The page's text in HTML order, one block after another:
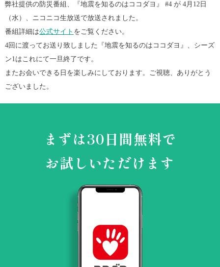
弊社提供の防災番組、『地震を知るのはココダヨ』 #4 が 4月12日
（水）、ニコニコ生放送で放送されました。
番組詳細は公式サイト をご覧ください。
4回に渡ってお送り致しました『地震を知るのはココダヨ』、シーズ
ン1はこれにて一旦終了です。
またお会いできる日を楽しみにしております。ご視聴、ありがとう
ございました。
まずは30日間無料で
お試しいただけます